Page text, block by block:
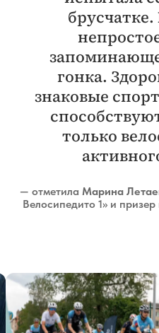
гонка.
знаковые
только
— отметила Марина
Велосипедито 1» и